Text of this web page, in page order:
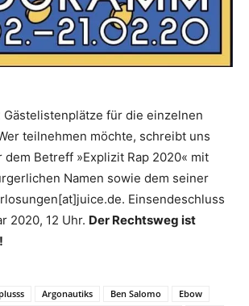
für die einzelnen
teilnehmen möchte, schreibt uns
Betreff »Explizit Rap 2020« mit
Namen sowie dem seiner
Einsendeschluss
2020, 12 Uhr. Der Rechtsweg ist
Argonautiks Ben Salomo
Ebow